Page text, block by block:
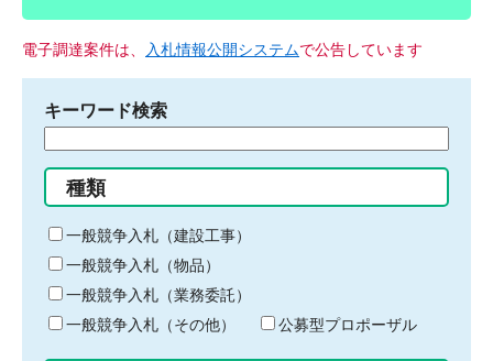
電子調達案件は、 入札情報公開システムで公告しています
キーワード検索
る
キ
ー
ワ
ー
ド
種類
一般競争入札（建設工事）
一般競争入札（物品）
一般競争入札（業務委託）
一般競争入札（その他）
公募型プロポーザル